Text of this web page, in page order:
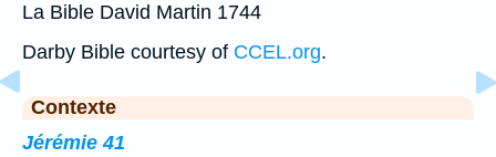
La Bible David Martin 1744
Darby Bible courtesy of CCEL.org.
Contexte
Jérémie 41